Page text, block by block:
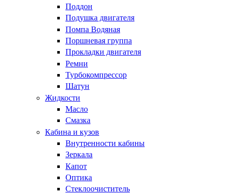
Поддон
Подушка двигателя
Помпа Водяная
Поршневая группа
Прокладки двигателя
Ремни
Турбокомпрессор
Шатун
Жидкости
Масло
Смазка
Кабина и кузов
Внутренности кабины
Зеркала
Капот
Оптика
Стеклоочиститель